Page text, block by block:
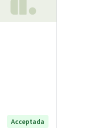
Acceptada